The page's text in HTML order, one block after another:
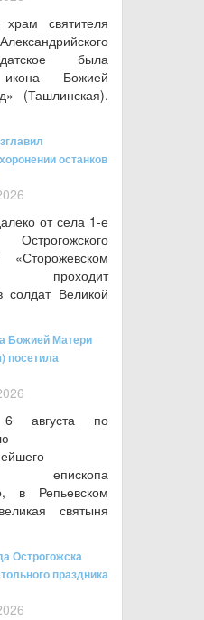
святителя
была
Божией
(Ташлинская).
останков
от села 1-е
проходит
солдат Великой
Божией Матери
посетила
по
епископа
в Репьевском
святыня
Острогожска
праздника